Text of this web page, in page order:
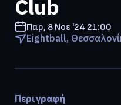
Club
Παρ, 8 Νοε '24 21:00
Eightball,
Περιγραφή